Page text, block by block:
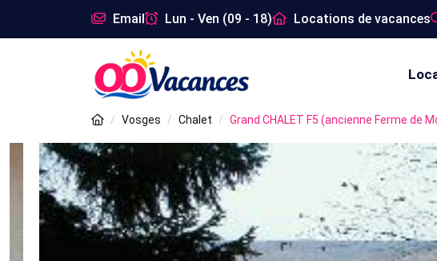
Email Lun - Ven (09 - 18) Locations de vacances
Vosges Chalet Grand CHALET F5 (ancienne Ferme de